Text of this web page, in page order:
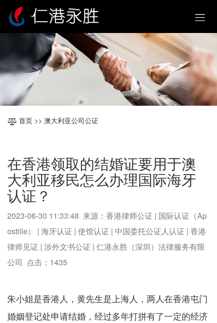
首页 >> 澳大利亚公司公证
在香港领取的结婚证要用于澳
大利亚移民怎么办理国际海牙
认证？
2023-06-30 11:33:48 来源：香港律师公证 | 国际认证（Ap
ostille） | 海牙认证 | 使馆认证 | 中国委托公证人认证 | 香港
律师见证 | 涉外文书公证 | 仁港永胜（深圳）法律服务有限
公司 点击： 1435
朱小姐是香港人，黄先生是上海人，两人在香港屯门
婚姻登记处申请结婚，经过多年打拼有了一定的经济